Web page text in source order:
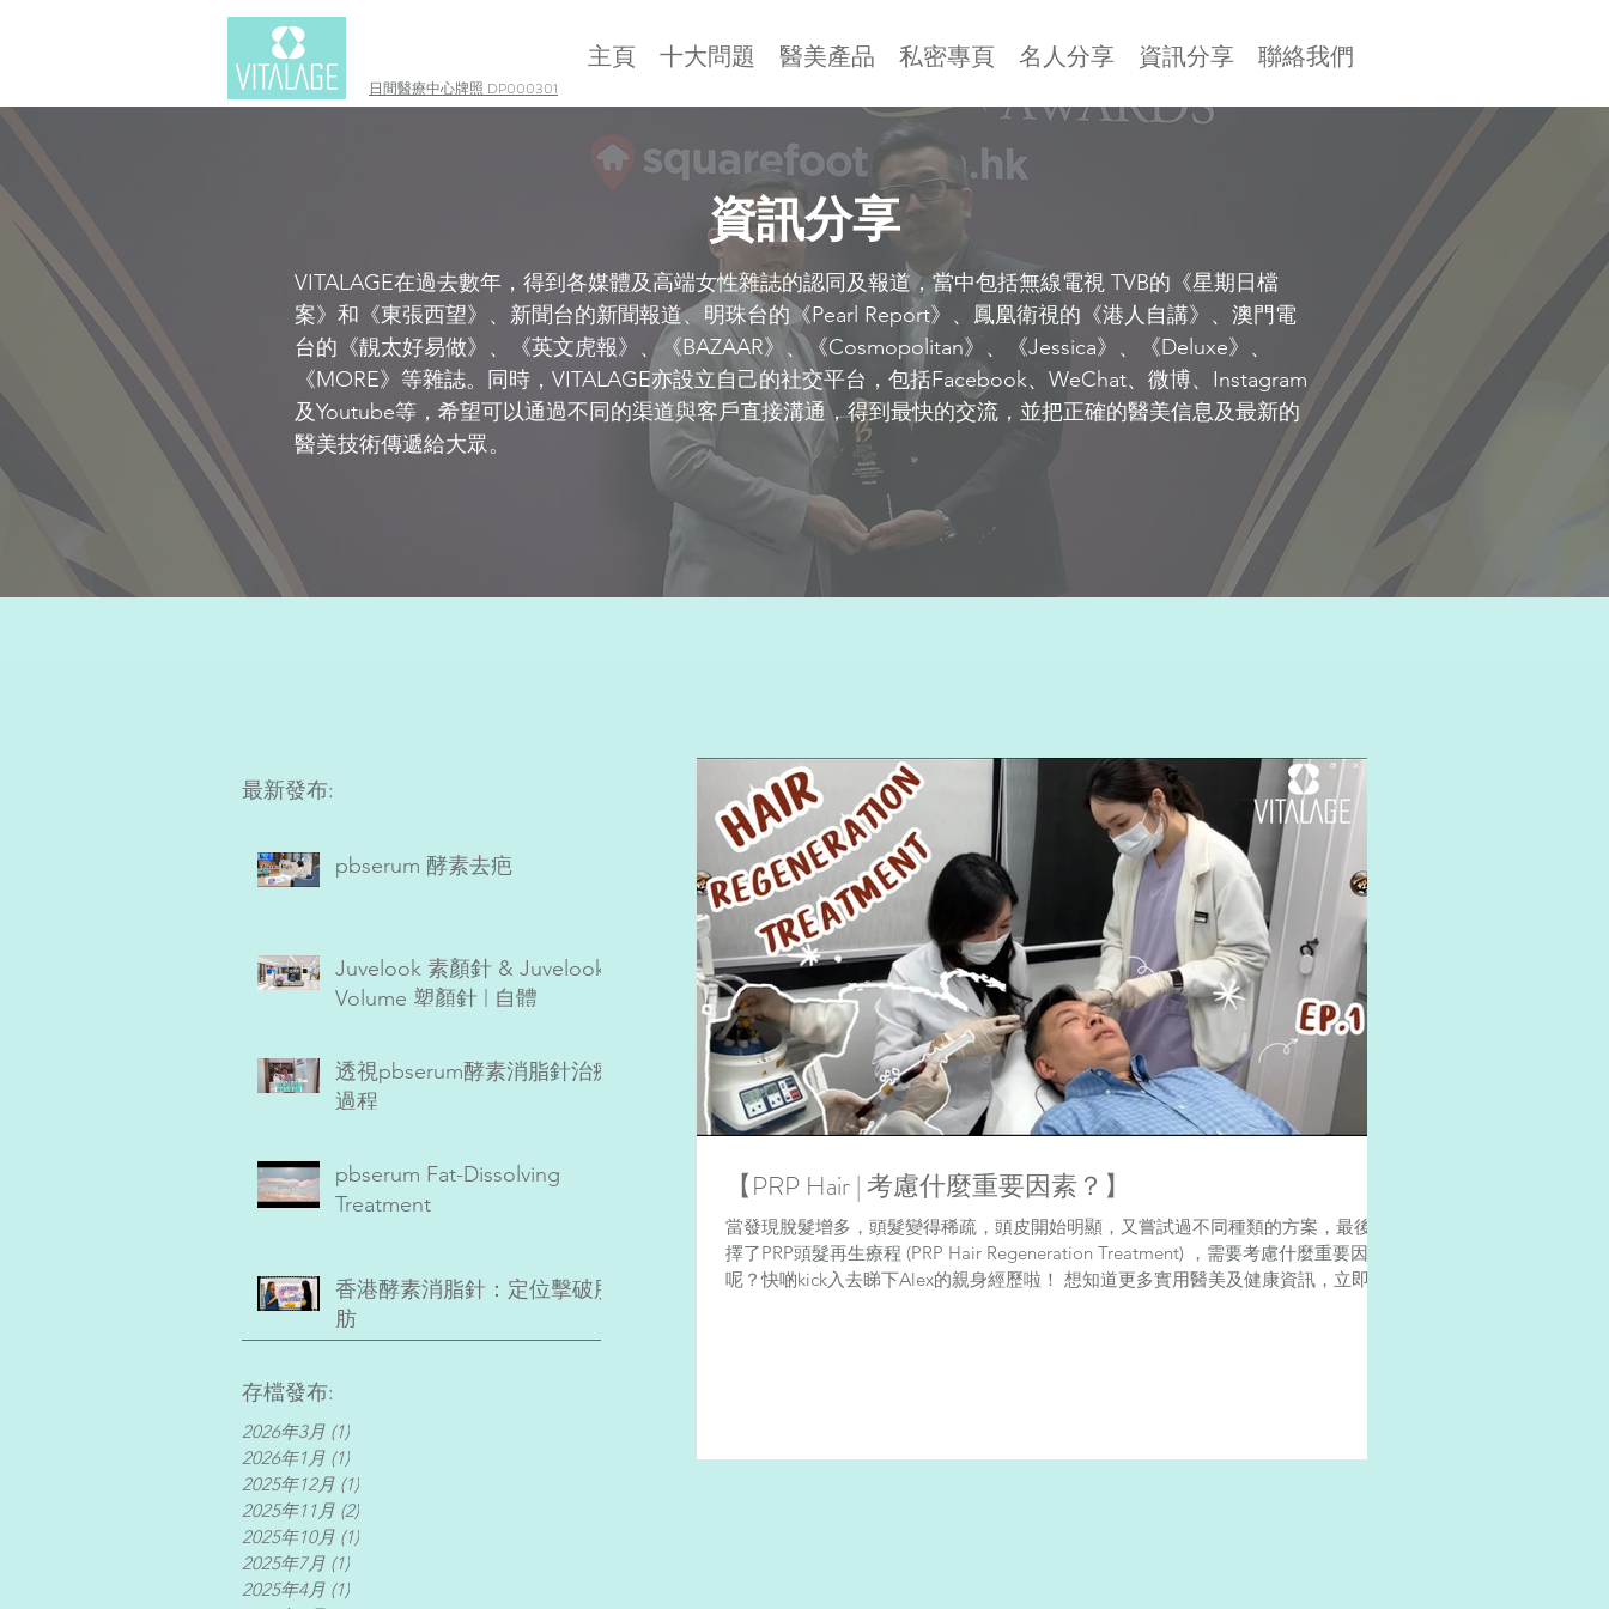
主頁 十大問題 醫美產品 私密專頁 名人分享 資訊分享 聯絡我們
日間醫療中心牌照 DP000301
資訊分享
VITALAGE在過去數年，得到各媒體及高端女性雜誌的認同及報道，當中包括無線電視 TVB的《星期日檔
案》和《東張西望》、新聞台的新聞報道、明珠台的《Pearl Report》、鳳凰衛視的《港人自講》、澳門電
台的《靚太好易做》、《英文虎報》、《BAZAAR》、《Cosmopolitan》、《Jessica》、《Deluxe》、
《MORE》等雜誌。同時，VITALAGE亦設立自己的社交平台，包括Facebook、WeChat、微博、Instagram
及Youtube等，希望可以通過不同的渠道與客戶直接溝通，得到最快的交流，並把正確的醫美信息及最新的
醫美技術傳遞給大眾。
最新發布:
pbserum 酵素去疤
Juvelook 素顏針 & Juvelook
Volume 塑顏針 | 自體
透視pbserum酵素消脂針治療
過程
pbserum Fat-Dissolving
Treatment
香港酵素消脂針：定位擊破脂
肪
存檔發布:
2026年3月 (1)
2026年1月 (1)
2025年12月 (1)
2025年11月 (2)
2025年10月 (1)
2025年7月 (1)
2025年4月 (1)
【PRP Hair | 考慮什麼重要因素？】
當發現脫髮增多，頭髮變得稀疏，頭皮開始明顯，又嘗試過不同種類的方案，最後選
擇了PRP頭髮再生療程 (PRP Hair Regeneration Treatment) ，需要考慮什麼重要因素
呢？快啲kick入去睇下Alex的親身經歷啦！ 想知道更多實用醫美及健康資訊，立即...